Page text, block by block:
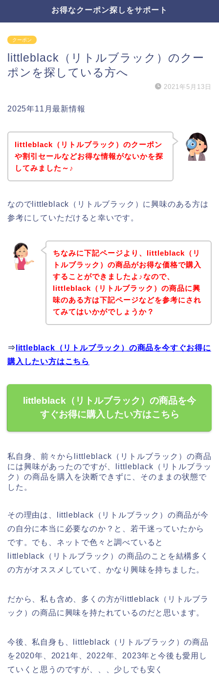
お得なクーポン探しをサポート
クーポン
littleblack（リトルブラック）のクー
ポンを探している方へ
2021年5月13日
2025年11月最新情報
littleblack（リトルブラック）のクーポン
や割引セールなどお得な情報がないかを探
してみました～♪
なのでlittleblack（リトルブラック）に興味のある方は
参考にしていただけると幸いです。
ちなみに下記ページより、littleblack（リ
トルブラック）の商品がお得な価格で購入
することができましたよ♪なので、
littleblack（リトルブラック）の商品に興
味のある方は下記ページなどを参考にされ
てみてはいかがでしょうか？
⇒ littleblack（リトルブラック）の商品を今すぐお得に
購入したい方はこちら
littleblack（リトルブラック）の商品を今
すぐお得に購入したい方はこちら
私自身、前々からlittleblack（リトルブラック）の商品
には興味があったのですが、littleblack（リトルブラッ
ク）の商品を購入を決断できずに、そのままの状態で
した。
その理由は、littleblack（リトルブラック）の商品が今
の自分に本当に必要なのか？と、若干迷っていたから
です。でも、ネットで色々と調べていると
littleblack（リトルブラック）の商品のことを結構多く
の方がオススメしていて、かなり興味を持ちました。
だから、私も含め、多くの方がlittleblack（リトルブラ
ック）の商品に興味を持たれているのだと思います。
今後、私自身も、littleblack（リトルブラック）の商品
を2020年、2021年、2022年、2023年と今後も愛用し
ていくと思うのですが、、、少しでも安く